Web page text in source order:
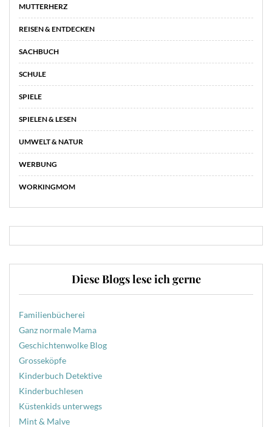
MUTTERHERZ
REISEN & ENTDECKEN
SACHBUCH
SCHULE
SPIELE
SPIELEN & LESEN
UMWELT & NATUR
WERBUNG
WORKINGMOM
Diese Blogs lese ich gerne
Familienbücherei
Ganz normale Mama
Geschichtenwolke Blog
Grosseköpfe
Kinderbuch Detektive
Kinderbuchlesen
Küstenkids unterwegs
Mint & Malve